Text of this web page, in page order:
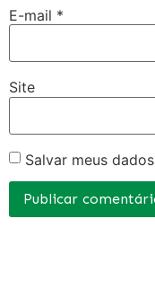
E-mail *
Site
Salvar meus